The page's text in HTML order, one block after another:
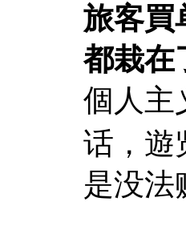
旅客買
都栽在
個人主
话，遊
是没法